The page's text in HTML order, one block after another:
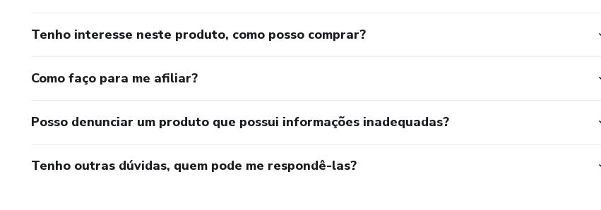
Tenho interesse neste produto, como posso comprar?
Como faço para me afiliar?
Posso denunciar um produto que possui informações inadequadas?
Tenho outras dúvidas, quem pode me respondê-las?